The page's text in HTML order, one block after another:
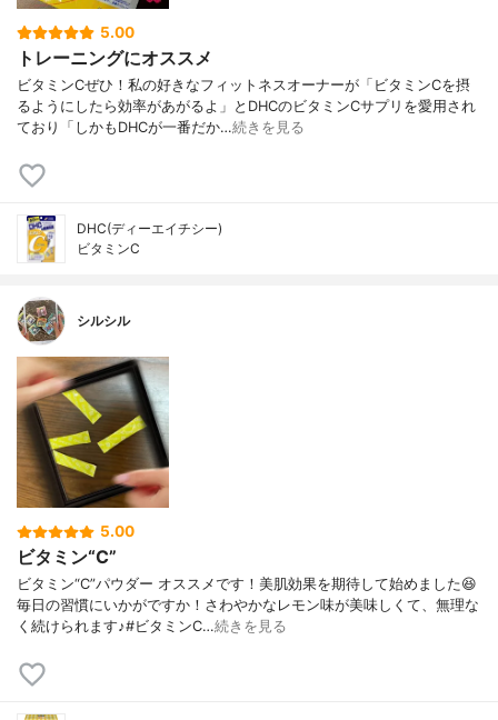
5.00
トレーニングにオススメ
ビタミンCぜひ！私の好きなフィットネスオーナーが「ビタミンCを摂
るようにしたら効率があがるよ」とDHCのビタミンCサプリを愛用され
ており「しかもDHCが一番だか…続きを見る
DHC(ディーエイチシー)
ビタミンC
シルシル
5.00
ビタミン“C”
ビタミン“C”パウダー オススメです！美肌効果を期待して始めました😆
毎日の習慣にいかがですか！さわやかなレモン味が美味しくて、無理な
く続けられます♪#ビタミンC…続きを見る